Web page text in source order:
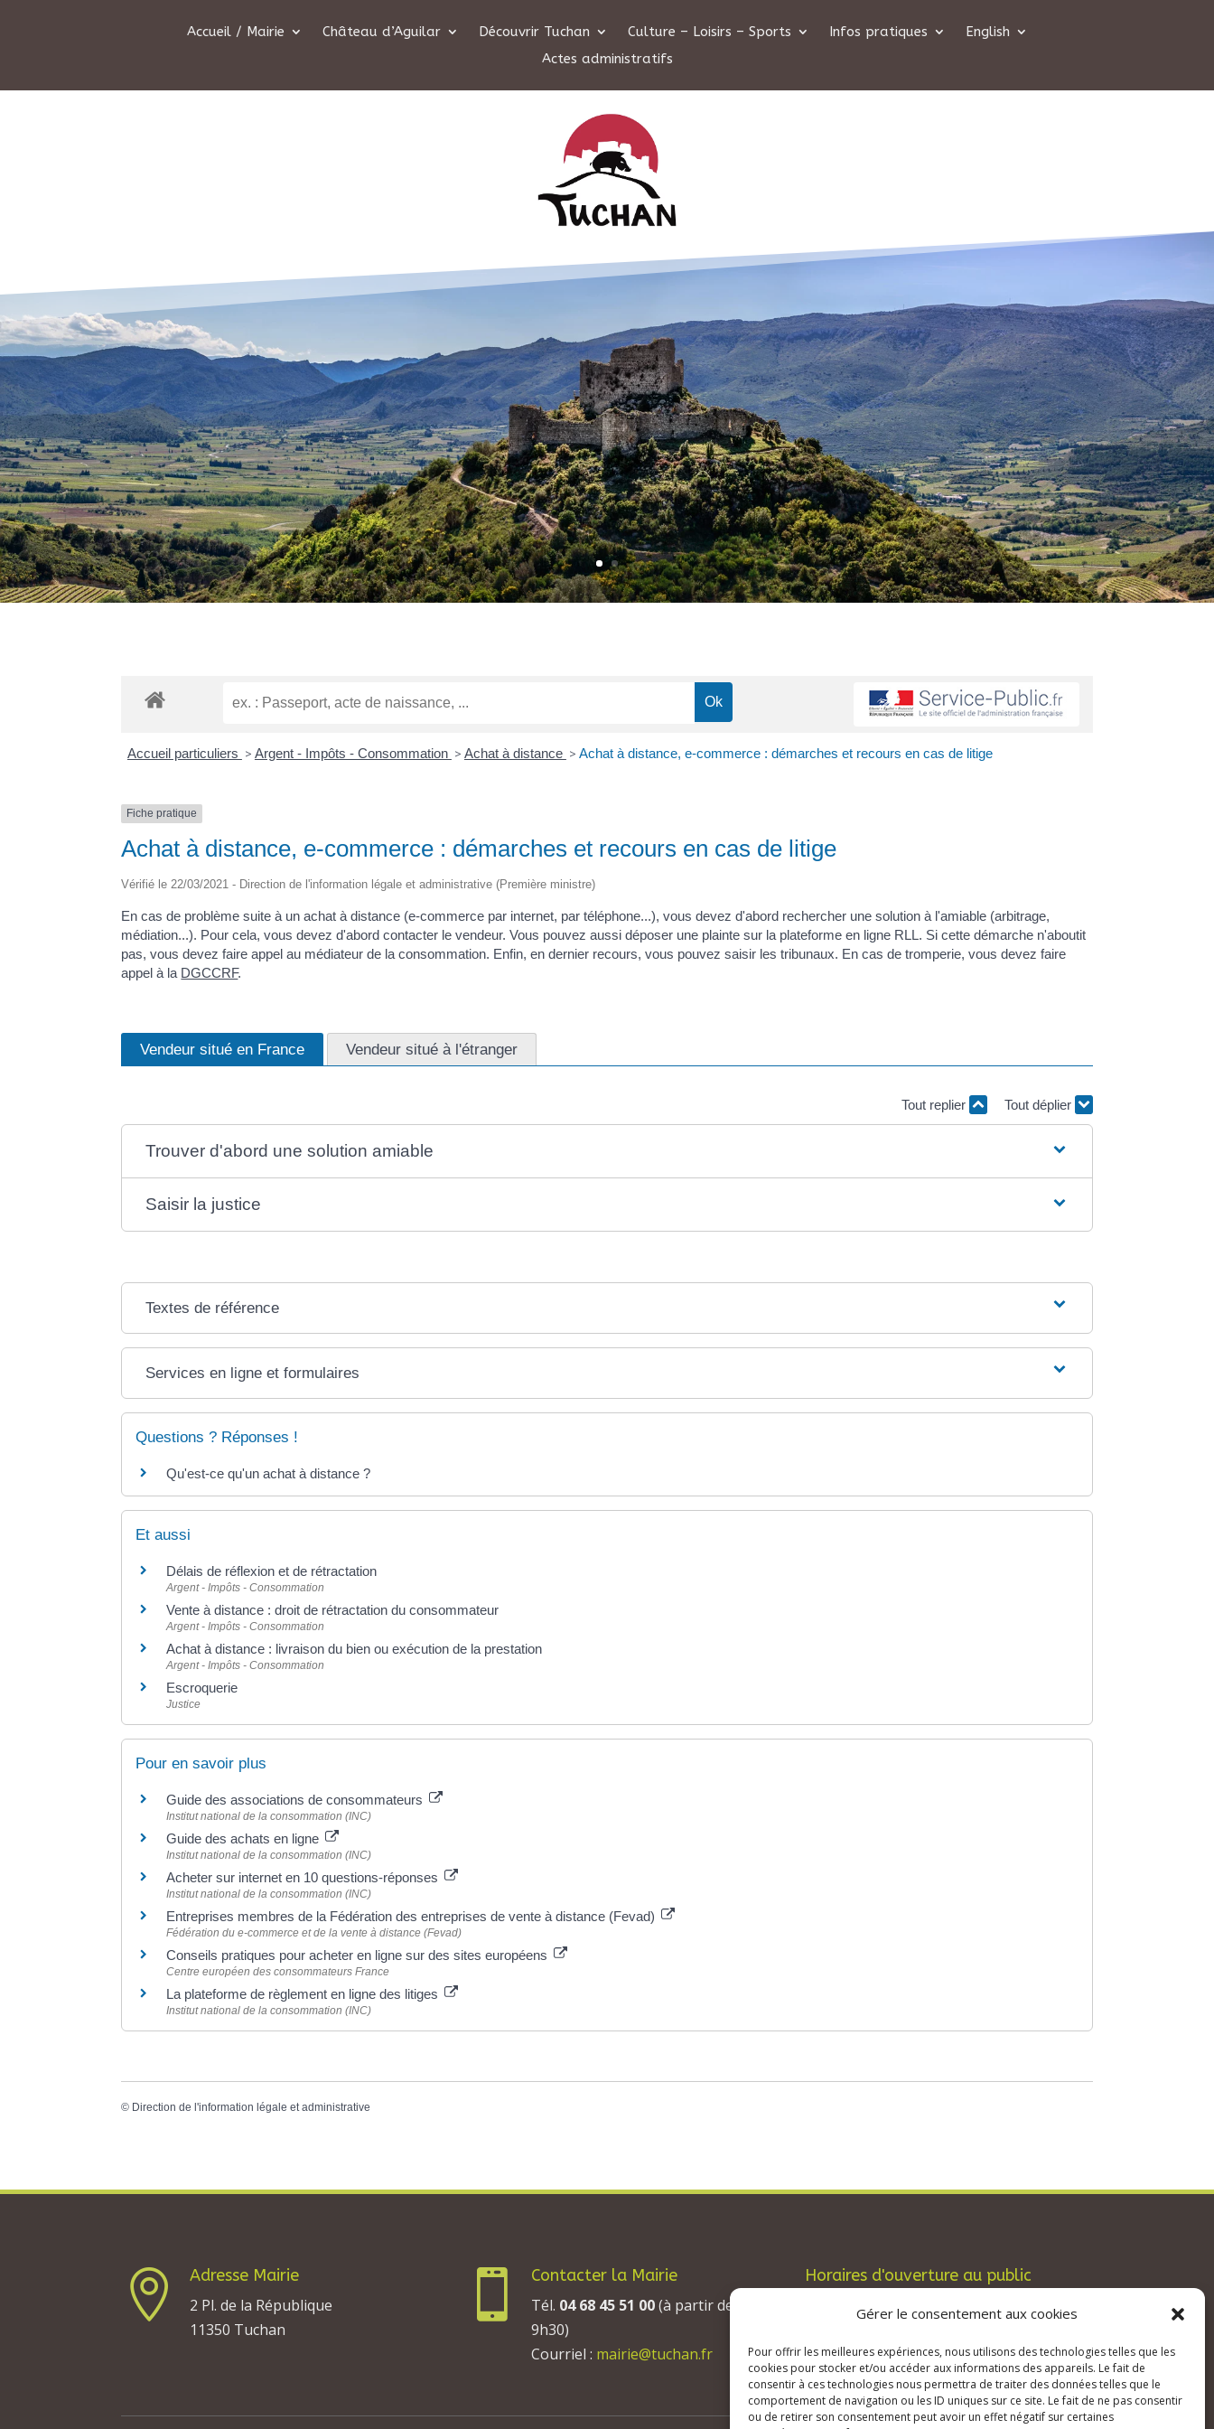
Gérer le consentement aux cookies
Pour offrir les meilleures expériences, nous utilisons des technologies telles que les
cookies pour stocker et/ou accéder aux informations des appareils. Le fait de
consentir à ces technologies nous permettra de traiter des données telles que le
comportement de navigation ou les ID uniques sur ce site. Le fait de ne pas consentir
ou de retirer son consentement peut avoir un effet négatif sur certaines
Accueil / Mairie Château d’Aguilar Découvrir Tuchan Culture – Loisirs – Sports Infos pratiques
English
Actes administratifs
Accueil particuliers > Argent - Impôts - Consommation > Achat à distance > Achat à distance, e-commerce : démarches et recours en cas de litige
Fiche pratique
Achat à distance, e-commerce : démarches et recours en cas de litige
Vérifié le 22/03/2021 - Direction de l'information légale et administrative (Première ministre)
En cas de problème suite à un achat à distance (e-commerce par internet, par téléphone...), vous devez d'abord rechercher une solution à l'amiable (arbitrage,
médiation...). Pour cela, vous devez d'abord contacter le vendeur. Vous pouvez aussi déposer une plainte sur la plateforme en ligne RLL. Si cette démarche n'aboutit
pas, vous devez faire appel au médiateur de la consommation. Enfin, en dernier recours, vous pouvez saisir les tribunaux. En cas de tromperie, vous devez faire
appel à la DGCCRF.
Vendeur situé en France Vendeur situé à l'étranger
Tout replier Tout déplier
Trouver d'abord une solution amiable
Saisir la justice
Textes de référence
Services en ligne et formulaires
Questions ? Réponses !
Qu'est-ce qu'un achat à distance ?
Et aussi
Délais de réflexion et de rétractation
Argent - Impôts - Consommation
Vente à distance : droit de rétractation du consommateur
Argent - Impôts - Consommation
Achat à distance : livraison du bien ou exécution de la prestation
Argent - Impôts - Consommation
Escroquerie
Justice
Pour en savoir plus
Guide des associations de consommateurs
Institut national de la consommation (INC)
Guide des achats en ligne
Institut national de la consommation (INC)
Acheter sur internet en 10 questions-réponses
Institut national de la consommation (INC)
Entreprises membres de la Fédération des entreprises de vente à distance (Fevad)
Fédération du e-commerce et de la vente à distance (Fevad)
Conseils pratiques pour acheter en ligne sur des sites européens
Centre européen des consommateurs France
La plateforme de règlement en ligne des litiges
Institut national de la consommation (INC)
© Direction de l'information légale et administrative

Adresse Mairie
2 Pl. de la République
11350 Tuchan

Contacter la Mairie
Tél. 04 68 45 51 00(à partir de
9h30)
Courriel : mairie@tuchan.fr
Horaires d'ouverture au public
Les lundis, mardis et jeudis : de 8h à 12h et
Les mercredis : de 13h30 à 17h30.
Les vendredis : de 8h à 12h.